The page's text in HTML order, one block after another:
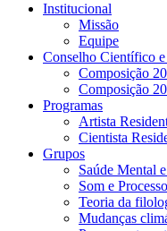
Institucional
Missão
Equipe
Conselho Científico
Composição
Composição
Programas
Artista
Cientista
Grupos
Saúde Mental
Som e
Teoria da
Mudanças